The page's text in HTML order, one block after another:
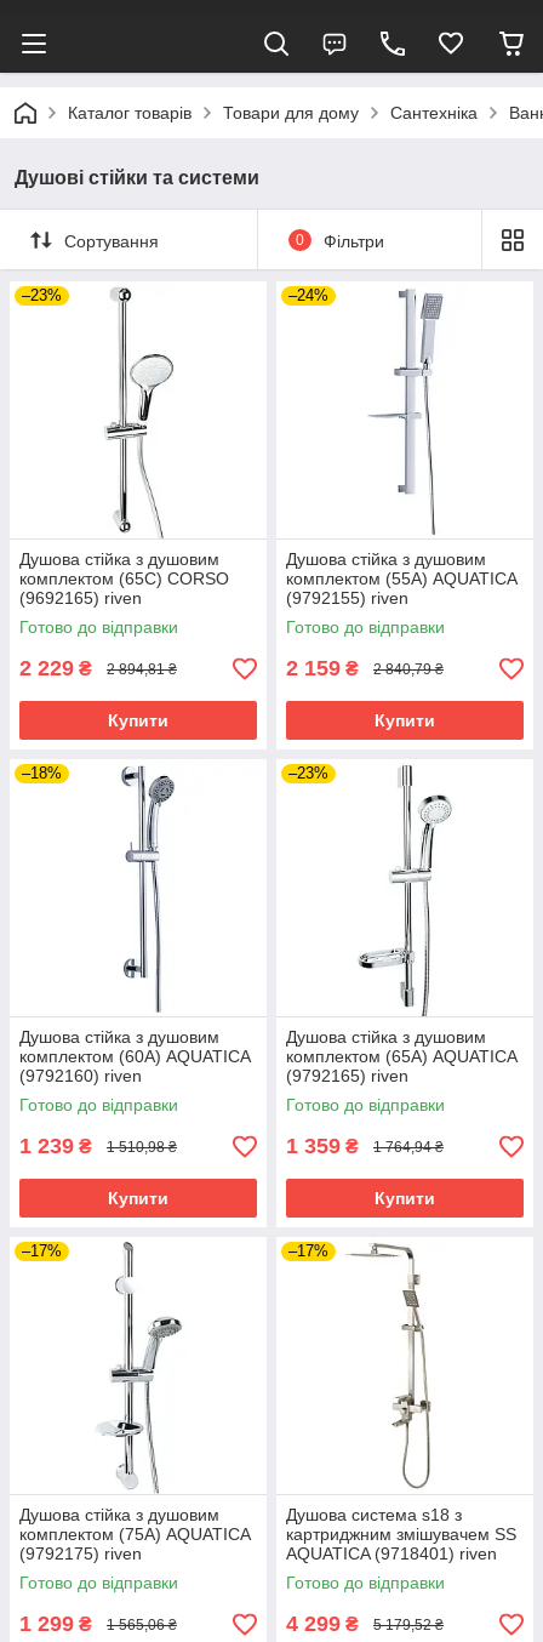
Каталог товарів Товари для дому Сантехніка
Душові стійки та системи
Сортування 0 Фільтри
–23%
Душова стійка з душовим
комплектом (65C) CORSO
(9692165) riven
Готово до відправки
2 229 ₴ 2 894,81 ₴
Купити
–24%
Душова стійка з душовим
комплектом (55A) AQUATICA
(9792155) riven
Готово до відправки
2 159 ₴ 2 840,79 ₴
Купити
–18%
Душова стійка з душовим
комплектом (60A) AQUATICA
(9792160) riven
Готово до відправки
1 239 ₴ 1 510,98 ₴
Купити
–23%
Душова стійка з душовим
комплектом (65A) AQUATICA
(9792165) riven
Готово до відправки
1 359 ₴ 1 764,94 ₴
Купити
–17%
Душова стійка з душовим
комплектом (75A) AQUATICA
(9792175) riven
Готово до відправки
1 299 ₴ 1 565,06 ₴
–17%
Душова система s18 з
картриджним змішувачем SS
AQUATICA (9718401) riven
Готово до відправки
4 299 ₴ 5 179,52 ₴